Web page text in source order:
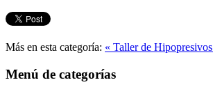
Más en esta categoría: « Taller de Hipopresivos
Menú de categorías